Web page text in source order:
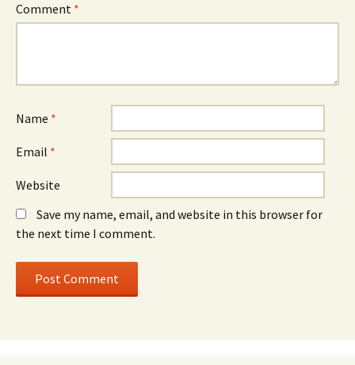
Comment *
Name *
Email *
Website
Save my name, email, and website in this browser for
the next time I comment.